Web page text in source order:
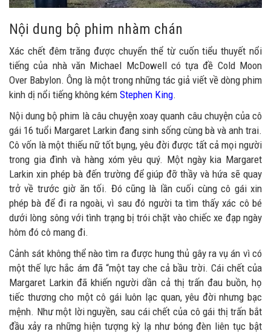
Nội dung bộ phim nhàm chán
Xác chết đêm trăng được chuyển thể từ cuốn tiểu thuyết nổi
tiếng của nhà văn Michael McDowell có tựa đề Cold Moon
Over Babylon. Ông là một trong những tác giả viết về dòng phim
kinh dị nổi tiếng không kém Stephen King.
Nội dung bộ phim là câu chuyện xoay quanh câu chuyện của cô
gái 16 tuổi Margaret Larkin đang sinh sống cùng bà và anh trai.
Cô vốn là một thiếu nữ tốt bụng, yêu đời được tất cả mọi người
trong gia đình và hàng xóm yêu quý. Một ngày kia Margaret
Larkin xin phép bà đến trường để giúp đỡ thầy và hứa sẽ quay
trở về trước giờ ăn tối. Đó cũng là lần cuối cùng cô gái xin
phép bà để đi ra ngoài, vì sau đó người ta tìm thấy xác cô bé
dưới lòng sông với tình trạng bị trói chặt vào chiếc xe đạp ngày
hôm đó cô mang đi.
Cảnh sát không thể nào tìm ra được hung thủ gây ra vụ án vì có
một thế lực hắc ám đã “một tay che cả bầu trời. Cái chết của
Margaret Larkin đã khiến người dần cả thị trấn đau buồn, họ
tiếc thương cho một cô gái luôn lạc quan, yêu đời nhưng bạc
mệnh. Như một lời nguyền, sau cái chết của cô gái thị trấn bắt
đầu xảy ra những hiện tượng kỳ lạ như bóng đèn liên tục bật